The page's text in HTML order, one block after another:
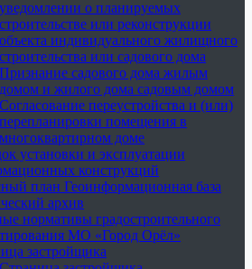
уведомлении о планируемых
строительстве или реконструкции
объекта индивидуального жилищного
строительства или садового дома
Признание садового дома жилым
домом и жилого дома садовым домом
Согласование переустройства и (или)
перепланировки помещения в
многоквартирном доме
установки и эксплуатации
конструкций
план Геоинформационная база
архив
нормативы градостроительного
МО «Город Орёл»
застройщика